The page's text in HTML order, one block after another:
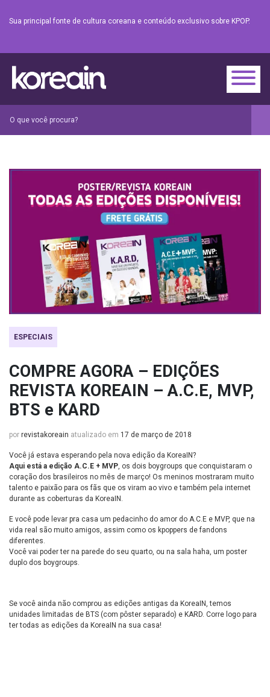
Sua principal fonte de cultura coreana e conteúdo exclusivo sobre KPOP.
ESPECIAIS
COMPRE AGORA – EDIÇÕES
REVISTA KOREAIN – A.C.E, MVP,
BTS e KARD
por revistakoreain atualizado em 17 de março de 2018
Você já estava esperando pela nova edição da KoreaIN?
Aqui está a edição A.C.E + MVP, os dois boygroups que conquistaram o
coração dos brasileiros no mês de março! Os meninos mostraram muito
talento e paixão para os fãs que os viram ao vivo e também pela internet
durante as coberturas da KoreaIN.
E você pode levar pra casa um pedacinho do amor do A.C.E e MVP, que na
vida real são muito amigos, assim como os kpoppers de fandons
diferentes.
Você vai poder ter na parede do seu quarto, ou na sala haha, um poster
duplo dos boygroups.
Se você ainda não comprou as edições antigas da KoreaIN, temos
unidades limitadas de BTS (com pôster separado) e KARD. Corre logo para
ter todas as edições da KoreaIN na sua casa!